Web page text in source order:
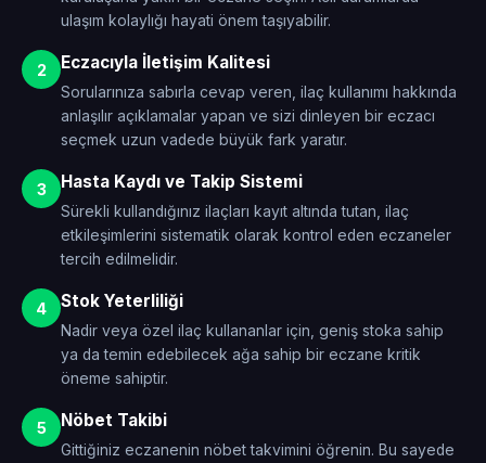
ulaşım kolaylığı hayati önem taşıyabilir.
2 Eczacıyla İletişim Kalitesi
Sorularınıza sabırla cevap veren, ilaç kullanımı hakkında
anlaşılır açıklamalar yapan ve sizi dinleyen bir eczacı
seçmek uzun vadede büyük fark yaratır.
3 Hasta Kaydı ve Takip Sistemi
Sürekli kullandığınız ilaçları kayıt altında tutan, ilaç
etkileşimlerini sistematik olarak kontrol eden eczaneler
tercih edilmelidir.
4 Stok Yeterliliği
Nadir veya özel ilaç kullananlar için, geniş stoka sahip
ya da temin edebilecek ağa sahip bir eczane kritik
öneme sahiptir.
5 Nöbet Takibi
Gittiğiniz eczanenin nöbet takvimini öğrenin. Bu sayede